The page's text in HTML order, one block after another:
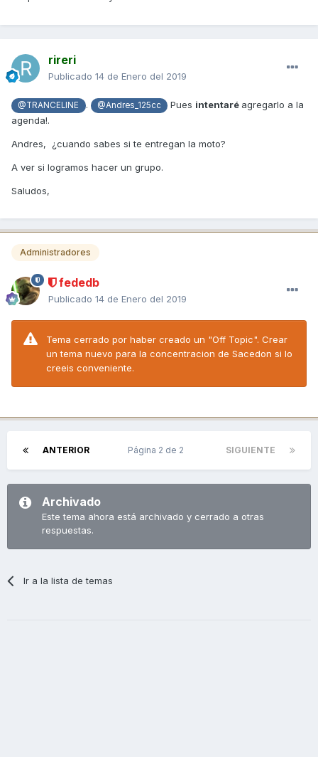
rireri
Publicado 14 de Enero del 2019
@TRANCELINE . @Andres_125cc Pues intentaré agregarlo a la
agenda!.
Andres, ¿cuando sabes si te entregan la moto?
A ver si logramos hacer un grupo.
Saludos,
Administradores
fededb
Publicado 14 de Enero del 2019
Tema cerrado por haber creado un "Off Topic". Crear
un tema nuevo para la concentracion de Sacedon si lo
creeis conveniente.
ANTERIOR SIGUIENTE
Página 2 de 2
Archivado
Este tema ahora está archivado y cerrado a otras
respuestas.
Ir a la lista de temas